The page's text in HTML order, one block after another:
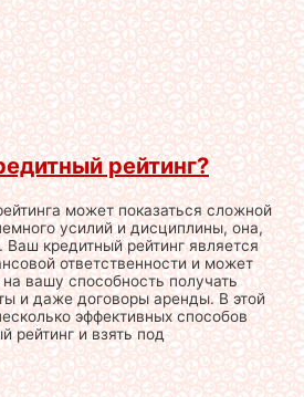
рейтинг?
может показаться сложной
усилий и дисциплины, она,
кредитный рейтинг является
ответственности и может
вашу способность получать
и даже договоры аренды. В этой
эффективных способов
рейтинг и взять под